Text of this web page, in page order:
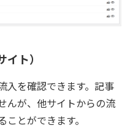
ト）
入を確認できます。記事
んが、他サイトからの流
とができます。